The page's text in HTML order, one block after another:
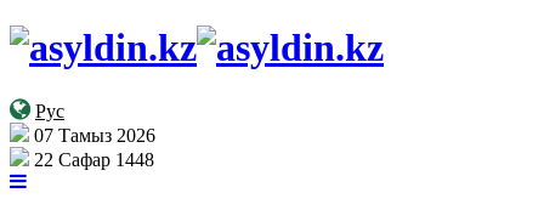
Рус
07 Тамыз 2026
22 Сафар 1448